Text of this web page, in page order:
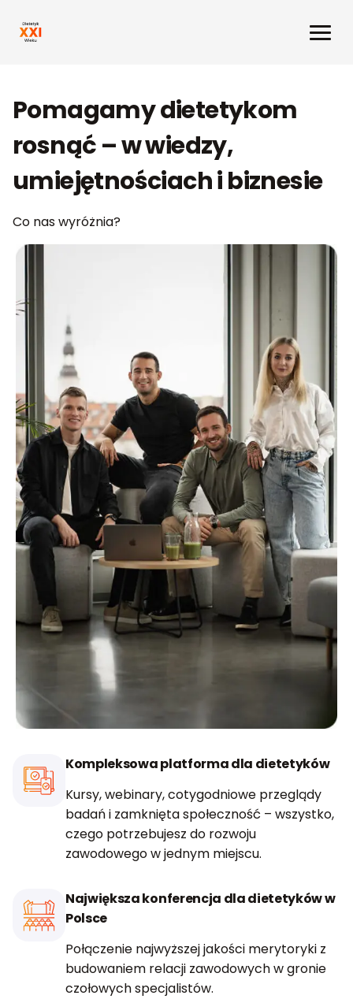
Pomagamy dietetykom
rosnąć – w wiedzy,
umiejętnościach i biznesie
Co nas wyróżnia?
Kompleksowa platforma dla dietetyków
Kursy, webinary, cotygodniowe przeglądy
badań i zamknięta społeczność – wszystko,
czego potrzebujesz do rozwoju
zawodowego w jednym miejscu.
Największa konferencja dla dietetyków w
Polsce
Połączenie najwyższej jakości merytoryki z
budowaniem relacji zawodowych w gronie
czołowych specjalistów.